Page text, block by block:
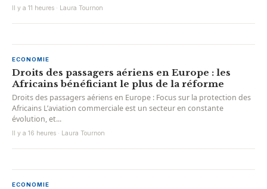
Il y a 11 heures · Laura Tournon
ECONOMIE
Droits des passagers aériens en Europe : les
Africains bénéficiant le plus de la réforme
Droits des passagers aériens en Europe : Focus sur la protection des
Africains L’aviation commerciale est un secteur en constante
évolution, et...
Il y a 16 heures · Laura Tournon
ECONOMIE